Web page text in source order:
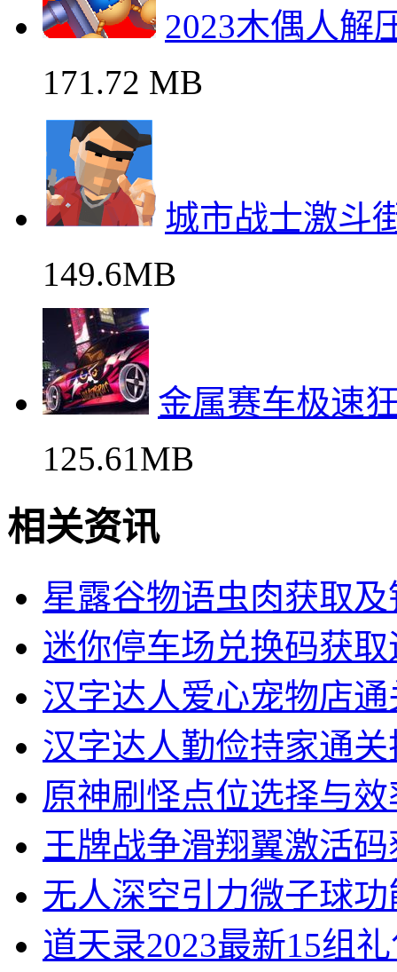
2023木偶人解
171.72 MB
城市战士激斗
149.6MB
金属赛车极速
125.61MB
相关资讯
星露谷物语虫肉获取
迷你停车场兑换码获
汉字达人爱心宠物店
汉字达人勤俭持家通关
原神刷怪点位选择与
王牌战争滑翔翼激活
无人深空引力微子球
道天录2023最新15组